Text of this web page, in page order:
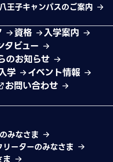
王子キャンパスのご案内
資格
入学案内
タビュー
のお知らせ
学
イベント情報
お問い合わせ
みなさま
ーターのみなさま
ま